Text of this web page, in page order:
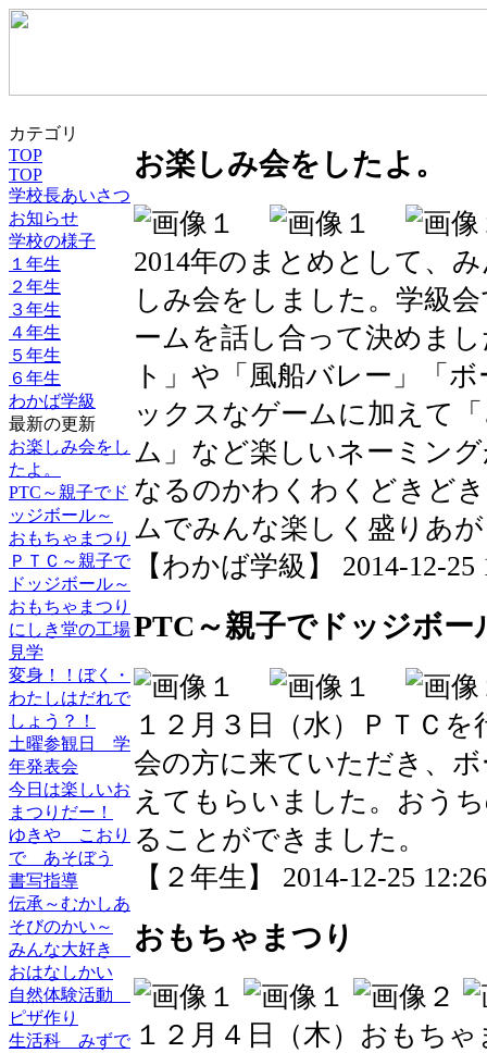
カテゴリ
TOP
TOP
学校長あいさつ
お知らせ
学校の様子
１年生
２年生
３年生
４年生
５年生
６年生
わかば学級
最新の更新
お楽しみ会をし
たよ。
PTC～親子でド
ッジボール～
おもちゃまつり
ＰＴＣ～親子で
ドッジボール～
おもちゃまつり
にしき堂の工場
見学
変身！！ぼく・
わたしはだれで
しょう？！
土曜参観日 学
年発表会
今日は楽しいお
まつりだー！
ゆきや こおり
で あそぼう
書写指導
伝承～むかしあ
そびのかい～
みんな大好き
おはなしかい
自然体験活動
ピザ作り
生活科 みずで
お楽しみ会をしたよ。
2014年のまとめとして、
しみ会をしました。学級
ームを話し合って決めま
ト」や「風船バレー」「
ックスなゲームに加えて
ム」など楽しいネーミン
なるのかわくわくどきど
ムでみんな楽しく盛りあ
【わかば学級】 2014-12-25
PTC～親子でドッジボー
１２月３日（水）ＰＴＣ
会の方に来ていただき、
えてもらいました。おう
ることができました。
【２年生】 2014-12-25
おもちゃまつり
１２月４日（木）おもち